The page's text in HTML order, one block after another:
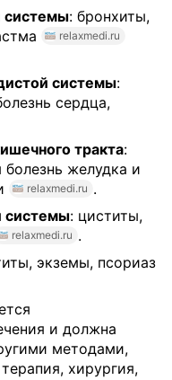
системы: бронхиты,
relaxmedi.ru
системы:
сердца,
тракта:
болезнь желудка и
relaxmedi.ru .
системы: циститы,
relaxmedi.ru .
экземы, псориаз
и должна
методами,
хирургия,